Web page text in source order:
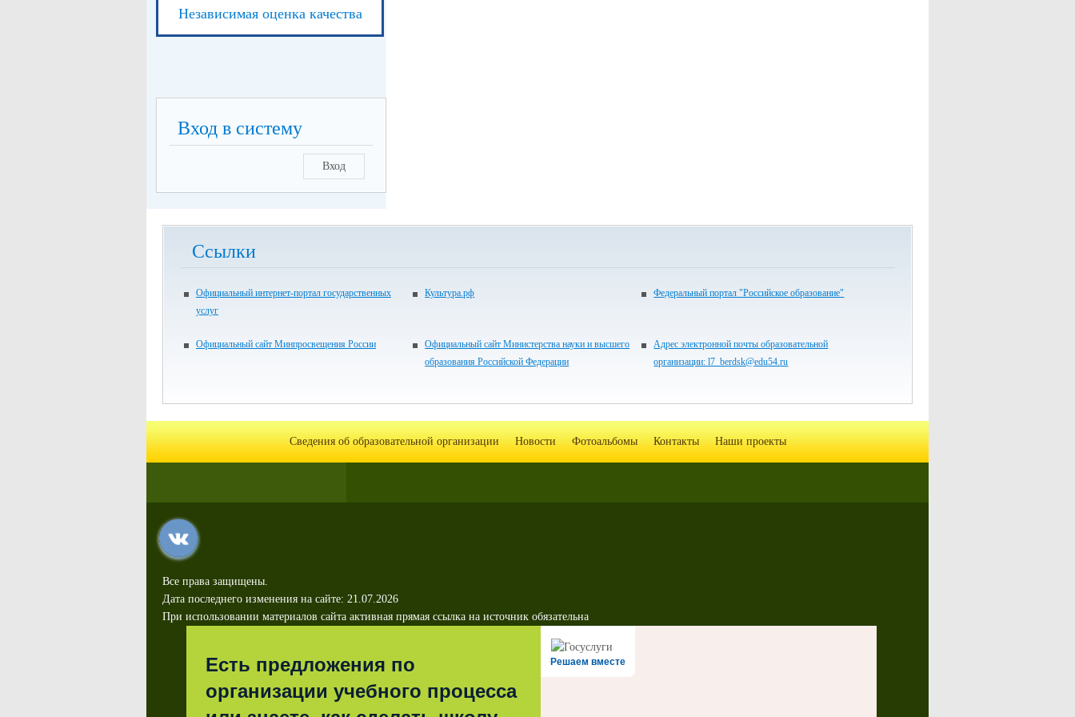
Независимая оценка качества
Вход в систему
Вход
Ссылки
Официальный интернет-портал государственных
услуг
Культура.рф Федеральный портал "Российское образование"
Официальный сайт Минпросвещения России
Официальный сайт Министерства науки и высшего
образования Российской Федерации
Адрес электронной почты образовательной
организации: l7_berdsk@edu54.ru
Сведения об образовательной организации Новости Фотоальбомы Контакты Наши проекты
Все права защищены.
Дата последнего изменения на сайте: 21.07.2026
При использовании материалов сайта активная прямая ссылка на источник обязательна
Решаем вместе
Есть предложения по
организации учебного процесса